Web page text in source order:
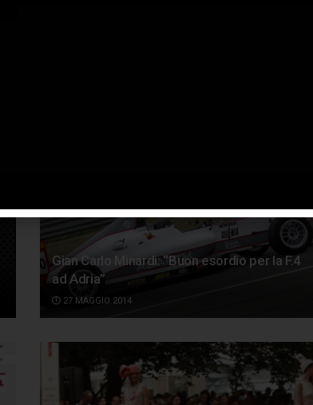
Gian Carlo Minardi: “Buon esordio per la F.4
ad Adria”
27 MAGGIO 2014